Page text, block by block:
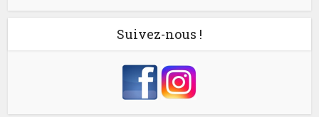
Suivez-nous !